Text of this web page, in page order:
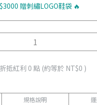
贈刺繡LOGO鞋袋 🔥
抵紅利 0 點 (約等於 NT$0 )
規格說明